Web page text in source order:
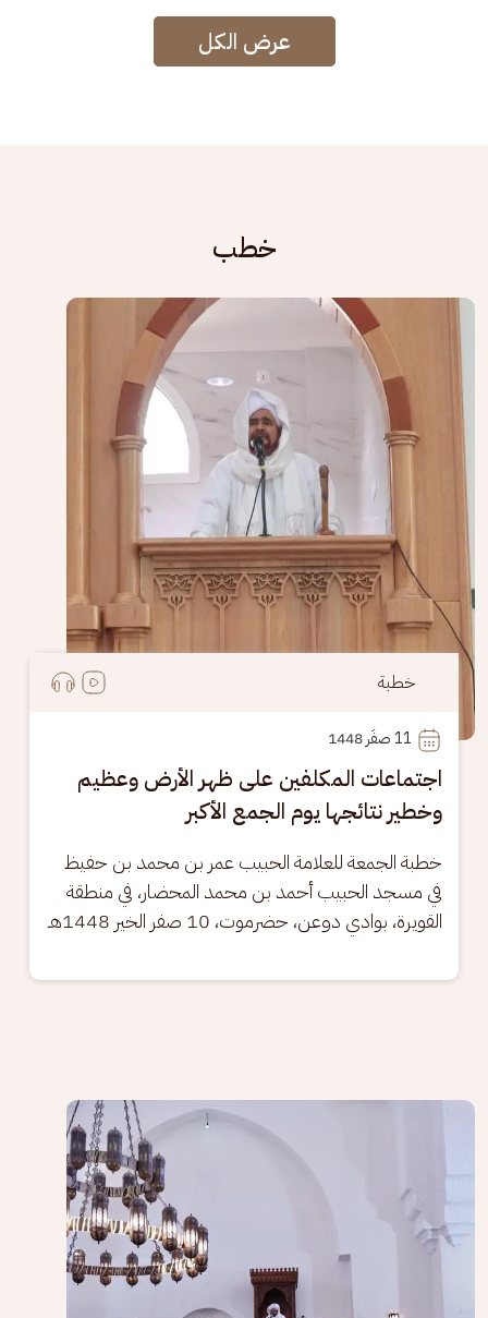
عرض الكل
خطب
الصورة
خطبة
11
اجتماعات المكلفين على ظهر الأرض وعظيم
وخطير نتائجها يوم الجمع الأكبر
خطبة الجمعة للعلامة الحبيب عمر بن محمد بن حفيظ
في مسجد الحبيب أحمد بن محمد المحضار، في منطقة
القويرة، بوادي دوعن، حضرموت، 10 صفر الخير 1448هـ
الصورة